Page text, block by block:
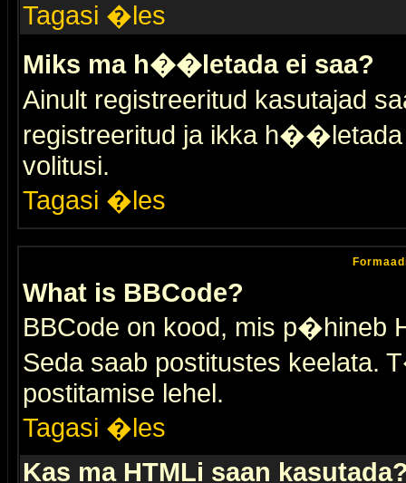
Tagasi �les
Miks ma h��letada ei saa?
Ainult registreeritud kasutajad
registreeritud ja ikka h��letada
volitusi.
Tagasi �les
What is BBCode?
BBCode on kood, mis p�hineb
Seda saab postitustes keelata.
postitamise lehel.
Tagasi �les
Kas ma HTMLi saan